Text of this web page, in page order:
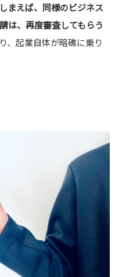
まえば、同様のビジネス
は、再度審査してもらう
、起業自体が暗礁に乗り